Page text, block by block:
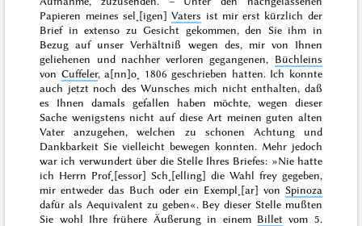
Papieren meines sel˖[igen]Vaters ist mir erst kürzlich der
Brief in extenso zu Gesicht gekommen, den Sie ihm in
Bezug auf unser Verhältniß wegen des, mir von Ihnen
geliehenen und nachher verloren gegangenen, Büchleins
von Cuffeler,a[nn]o˖ 1806geschrieben hatten. Ich konnte
auch jetzt noch des Wunsches mich nicht enthalten, daß
es Ihnen damals gefallen haben möchte, wegen dieser
Sache wenigstens nicht auf diese Art meinen guten alten
Vater anzugehen, welchen zu schonen Achtung und
Dankbarkeit Sie vielleicht bewegen konnten. Mehr jedoch
war ich verwundert über die Stelle Ihres Briefes: »Nie hatte
ich Herrn Prof˖[essor] Sch˖[elling] die Wahl frey gegeben,
mir entweder das Buch oder ein Exempl˖[ar] von Spinoza
dafür als Aequivalent zu geben«. Bey dieser Stelle mußten
Sie wohl Ihre frühere Äußerung in einem Billet vom 5.